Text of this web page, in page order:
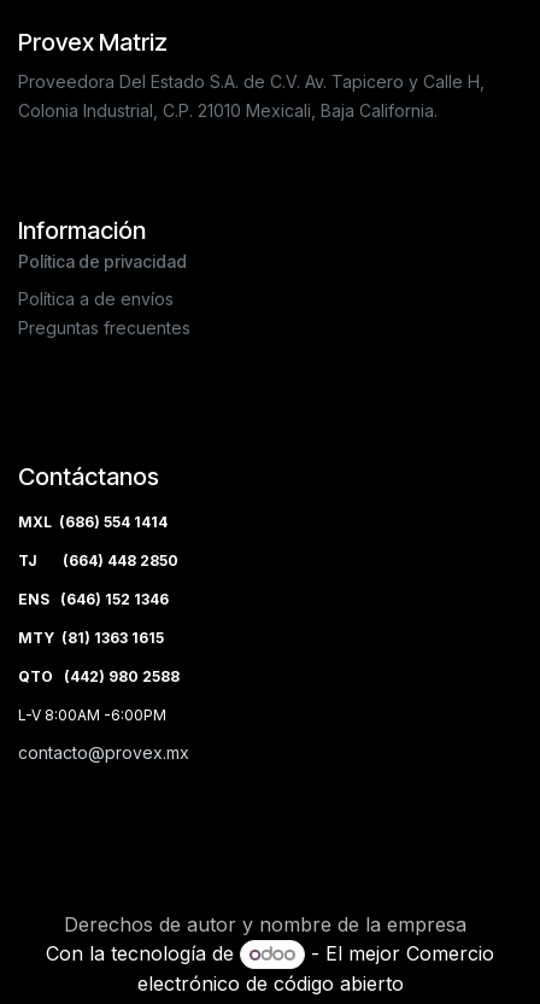
Provex Matriz
Proveedora Del Estado S.A. de C.V. Av. Tapicero y Calle H,
Colonia Industrial, C.P. 21010 Mexicali, Baja California.
Información
Política de privacidad
Política a de envíos
Preguntas frecuentes
Contáctanos
MXL (686) 554 1414
TJ (664) 448 2850
ENS (646) 152 1346
MTY (81) 1363 1615
QTO (442) 980 2588
L-V 8:00AM -6:00PM
contacto@provex.mx
Derechos de autor y nombre de la empresa
Con la tecnología de
- El mejorComercio
electrónico de código abierto